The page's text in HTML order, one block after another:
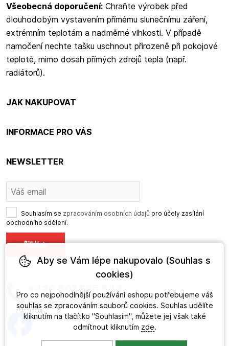
Všeobecná doporučení: Chraňte výrobek před
dlouhodobým vystavením přímému slunečnímu záření,
extrémním teplotám a nadměrné vlhkosti. V případě
namočení nechte tašku uschnout přirozeně při pokojové
teplotě, mimo dosah přímých zdrojů tepla (např.
radiátorů).
JAK NAKUPOVAT
INFORMACE PRO VÁS
NEWSLETTER
Souhlasím se zpracováním osobních údajů pro účely zasílání
obchodního sdělení.
+420 601 565 544
Aby se Vám lépe nakupovalo (Souhlas s
cookies)
Pro co nejpohodlnější používání eshopu potřebujeme váš
souhlas se zpracováním souborů cookies. Souhlas udělíte
kliknutím na tlačítko "Souhlasím", můžete jej však také
odmítnout kliknutím zde.